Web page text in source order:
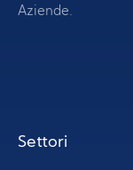
Aziende.
Settori